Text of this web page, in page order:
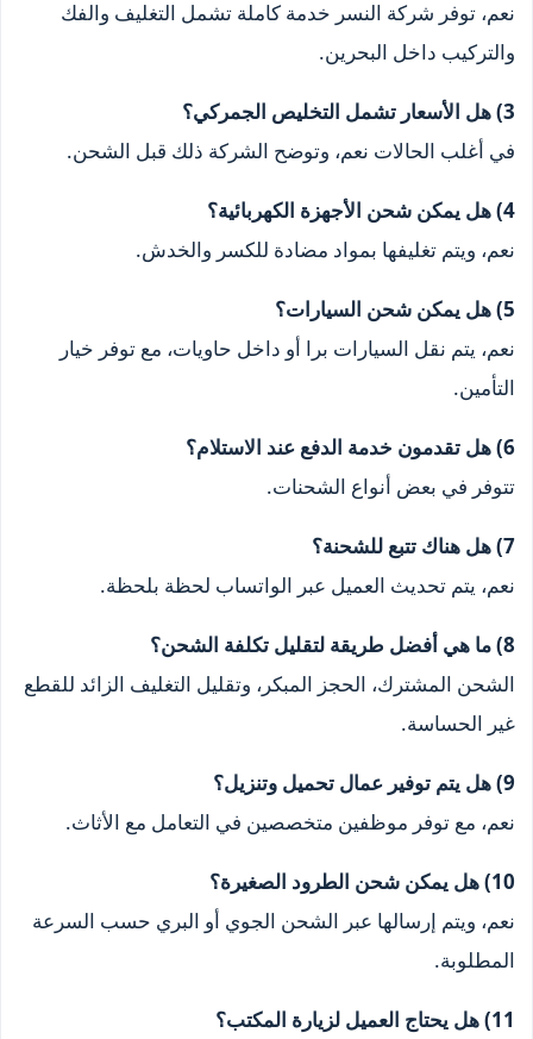
نعم، توفر شركة النسر خدمة كاملة تشمل التغليف والفك
والتركيب داخل البحرين.
3) هل الأسعار تشمل التخليص الجمركي؟
في أغلب الحالات نعم، وتوضح الشركة ذلك قبل الشحن.
4) هل يمكن شحن الأجهزة الكهربائية؟
نعم، ويتم تغليفها بمواد مضادة للكسر والخدش.
5) هل يمكن شحن السيارات؟
نعم، يتم نقل السيارات برا أو داخل حاويات، مع توفر خيار
التأمين.
6) هل تقدمون خدمة الدفع عند الاستلام؟
تتوفر في بعض أنواع الشحنات.
7) هل هناك تتبع للشحنة؟
نعم، يتم تحديث العميل عبر الواتساب لحظة بلحظة.
8) ما هي أفضل طريقة لتقليل تكلفة الشحن؟
الشحن المشترك، الحجز المبكر، وتقليل التغليف الزائد للقطع
غير الحساسة.
9) هل يتم توفير عمال تحميل وتنزيل؟
نعم، مع توفر موظفين متخصصين في التعامل مع الأثاث.
10) هل يمكن شحن الطرود الصغيرة؟
نعم، ويتم إرسالها عبر الشحن الجوي أو البري حسب السرعة
المطلوبة.
11) هل يحتاج العميل لزيارة المكتب؟